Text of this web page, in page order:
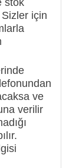
stok
için
ve
verilir